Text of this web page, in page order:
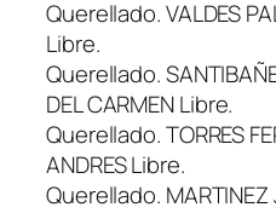
Querellado. VALDES
Libre.
Querellado.
DEL CARMEN Libre.
Querellado. TORRES
ANDRES Libre.
Querellado. MARTINEZ